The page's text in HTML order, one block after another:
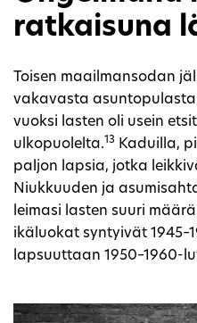
ratkaisuna
Toisen maailmansodan
vakavasta
vuoksi lasten oli usein
ulkopuolelta.13
Kaduilla,
paljon lapsia, jotka
Niukkuuden ja
leimasi lasten suuri
ikäluokat syntyivät
lapsuuttaan 1950–1960-